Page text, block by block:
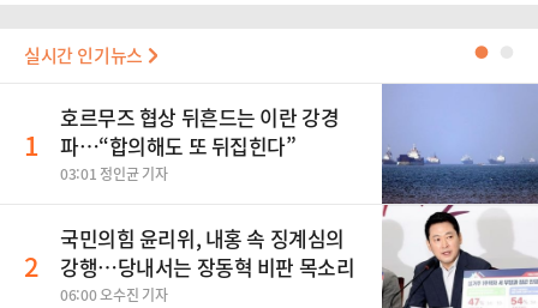
실시간 인기뉴스 ●
1
호르무즈 협상 뒤흔드는 이란 강경
파…“합의해도 또 뒤집힌다”
03:01 정인균 기자
2
국민의힘 윤리위, 내홍 속 징계심의
강행…당내서는 장동혁 비판 목소리
06:00 오수진 기자